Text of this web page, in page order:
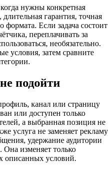
нужны конкретная
гарантия, точная
формата. Если задача состоит
переплачивать за
необязательно.
условия, затем сравните
подойти
канал или страницу
или доступен только
а выбранная позиция не
услуга не заменяет рекламу
удержание аудитории
изменяет только
описанных условий.